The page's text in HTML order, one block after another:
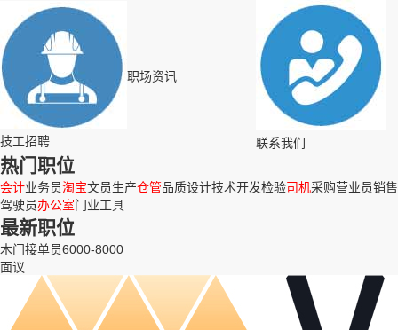
技工招聘
职场资讯
联系我们
热门职位
会计业务员淘宝文员生产仓管品质设计技术开发检验司机采购营业员销售
驾驶员办公室门业工具
最新职位
木门接单员6000-8000
面议